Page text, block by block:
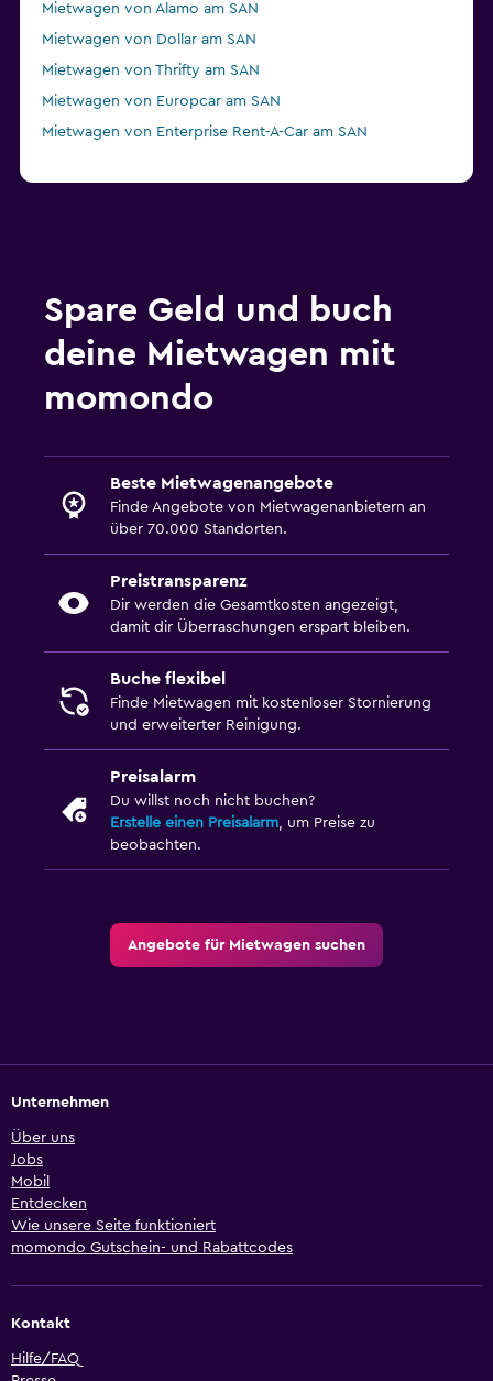
Mietwagen von Alamo am SAN
Mietwagen von Dollar am SAN
Mietwagen von Thrifty am SAN
Mietwagen von Europcar am SAN
Mietwagen von Enterprise Rent-A-Car am SAN
Spare Geld und buch
deine Mietwagen mit
momondo
Beste Mietwagenangebote
Finde Angebote von Mietwagenanbietern an
über 70.000 Standorten.
Preistransparenz
Dir werden die Gesamtkosten angezeigt,
damit dir Überraschungen erspart bleiben.
Buche flexibel
Finde Mietwagen mit kostenloser Stornierung
und erweiterter Reinigung.
Preisalarm
Du willst noch nicht buchen?
Erstelle einen Preisalarm, um Preise zu
beobachten.
Angebote für Mietwagen suchen
Unternehmen
Über uns
Jobs
Mobil
Entdecken
Wie unsere Seite funktioniert
momondo Gutschein- und Rabattcodes
Kontakt
Hilfe/FAQ